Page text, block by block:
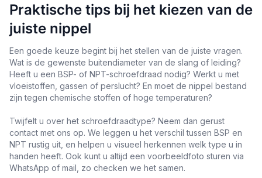
Praktische tips bij het kiezen van de
juiste nippel
Een goede keuze begint bij het stellen van de juiste vragen.
Wat is de gewenste buitendiameter van de slang of leiding?
Heeft u een BSP- of NPT-schroefdraad nodig? Werkt u met
vloeistoffen, gassen of perslucht? En moet de nippel bestand
zijn tegen chemische stoffen of hoge temperaturen?
Twijfelt u over het schroefdraadtype? Neem dan gerust
contact met ons op. We leggen u het verschil tussen BSP en
NPT rustig uit, en helpen u visueel herkennen welk type u in
handen heeft. Ook kunt u altijd een voorbeeldfoto sturen via
WhatsApp of mail, zo checken we het samen.